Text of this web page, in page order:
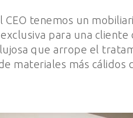
CEO tenemos un
para una
que arrope el
materiales más